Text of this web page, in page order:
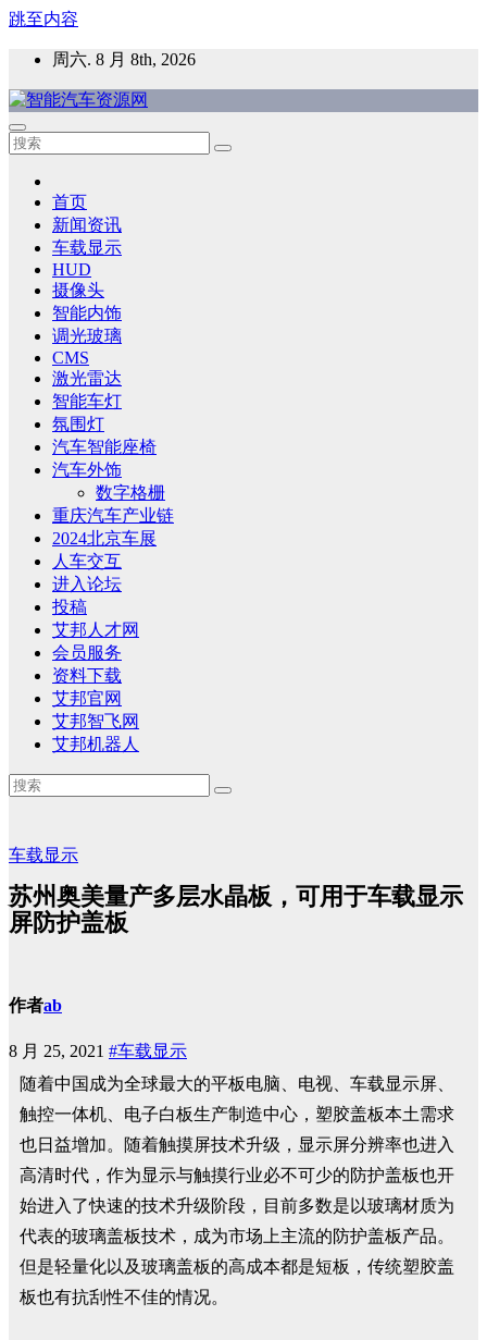
跳至内容
周六. 8 月 8th, 2026
智能汽车资源网
智能表面，智能内饰，新能源汽车，HMI，人车交互，智能车
首页
新闻资讯
车载显示
HUD
摄像头
智能内饰
调光玻璃
CMS
激光雷达
智能车灯
氛围灯
汽车智能座椅
汽车外饰
数字格栅
重庆汽车产业链
2024北京车展
人车交互
进入论坛
投稿
艾邦人才网
会员服务
资料下载
艾邦官网
艾邦智飞网
艾邦机器人
车载显示
苏州奥美量产多层水晶板，可用于车载显示
屏防护盖板
作者ab
8 月 25, 2021 #车载显示
随着中国成为全球最大的平板电脑、电视、车载显示屏、
触控一体机、电子白板生产制造中心，塑胶盖板本土需求
也日益增加。随着触摸屏技术升级，显示屏分辨率也进入
高清时代，作为显示与触摸行业必不可少的防护盖板也开
始进入了快速的技术升级阶段，目前多数是以玻璃材质为
代表的玻璃盖板技术，成为市场上主流的防护盖板产品。
但是轻量化以及玻璃盖板的高成本都是短板，传统塑胶盖
板也有抗刮性不佳的情况。